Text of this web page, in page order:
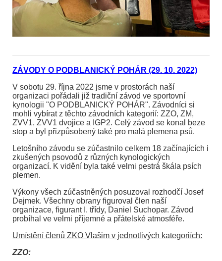
ZÁVODY O PODBLANICKÝ POHÁR (29. 10. 2022)
V sobotu 29. října 2022 jsme v prostorách naší
organizaci pořádali již tradiční závod ve sportovní
kynologii "O PODBLANICKÝ POHÁR". Závodníci si
mohli vybírat z těchto závodních kategorií: ZZO, ZM,
ZVV1, ZVV1 dvojice a IGP2. Celý závod se konal beze
stop a byl přizpůsobený také pro malá plemena psů.
Letošního závodu se zúčastnilo celkem 18 začínajících i
zkušených psovodů z různých kynologických
organizací. K vidění byla také velmi pestrá škála psích
plemen.
Výkony všech zúčastněných posuzoval rozhodčí Josef
Dejmek. Všechny obrany figuroval člen naší
organizace, figurant I. třídy, Daniel Suchopar. Závod
probíhal ve velmi příjemné a přátelské atmosféře.
Umístění členů ZKO Vlašim v jednotlivých kategoriích:
ZZO: